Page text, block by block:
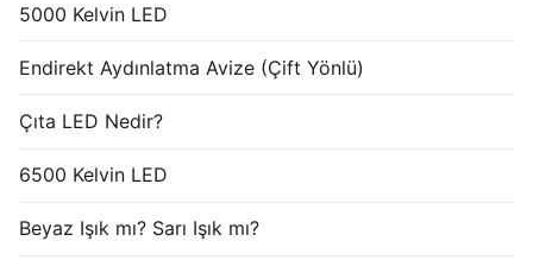
5000 Kelvin LED
Endirekt Aydınlatma Avize (Çift Yönlü)
Çıta LED Nedir?
6500 Kelvin LED
Beyaz Işık mı? Sarı Işık mı?